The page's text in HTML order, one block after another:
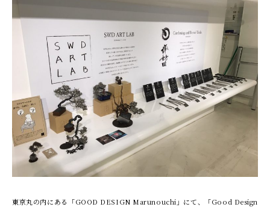
東京丸の内にある「GOOD DESIGN Marunouchi」にて、「Good Design